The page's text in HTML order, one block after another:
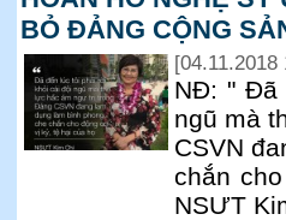
BỎ ĐẢNG CỘNG
[04.11.2018
NĐ: " Đã
ngũ mà
CSVN
chắn
NSƯT